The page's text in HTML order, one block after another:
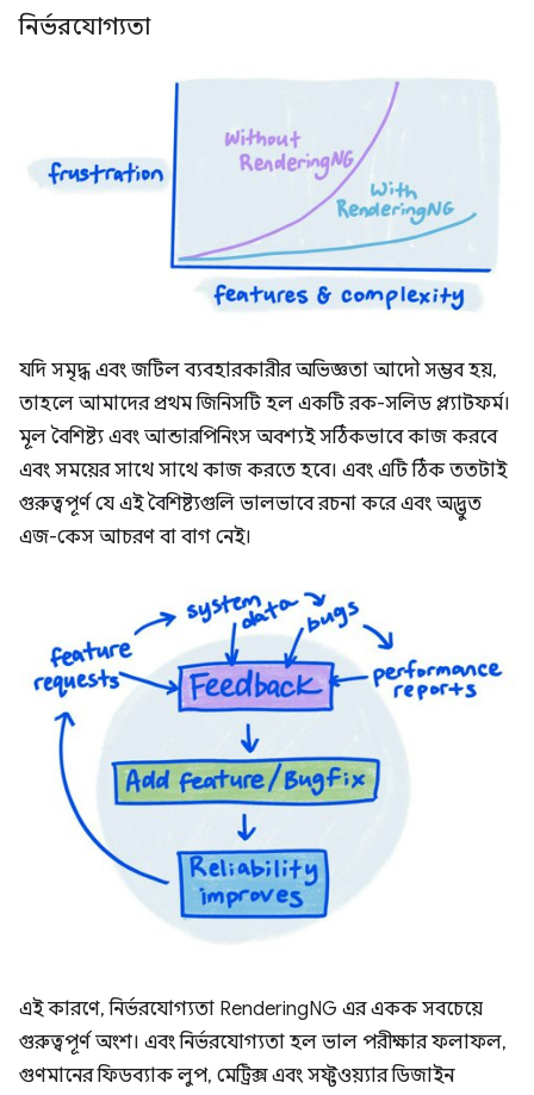
নির্ভরযোগ্যতা
যদি সমৃদ্ধ এবং জটিল ব্যবহারকারীর অভিজ্ঞতা আদৌ সম্ভব হয়,
তাহলে আমাদের প্রথম জিনিসটি হল একটি রক-সলিড প্ল্যাটফর্ম।
মূল বৈশিষ্ট্য এবং আন্ডারপিনিংস অবশ্যই সঠিকভাবে কাজ করবে
এবং সময়ের সাথে সাথে কাজ করতে হবে। এবং এটি ঠিক ততটাই
গুরুত্বপূর্ণ যে এই বৈশিষ্ট্যগুলি ভালভাবে রচনা করে এবং অদ্ভুত
এজ-কেস আচরণ বা বাগ নেই।
এই কারণে, নির্ভরযোগ্যতা RenderingNG এর একক সবচেয়ে
গুরুত্বপূর্ণ অংশ। এবং নির্ভরযোগ্যতা হল ভাল পরীক্ষার ফলাফল,
গুণমানের ফিডব্যাক লুপ, মেট্রিক্স এবং সফ্টওয়্যার ডিজাইন